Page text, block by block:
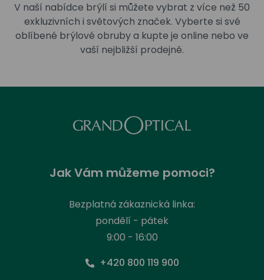
V naší nabídce brýlí si můžete vybrat z více než 50
exkluzivních i světových značek. Vyberte si své
oblíbené brýlové obruby a kupte je online nebo ve
vaší nejbližší prodejně.
Jak Vám můžeme pomoci?
Bezplatná zákaznická linka:
pondělí - pátek
9:00 - 16:00
+420 800 119 900